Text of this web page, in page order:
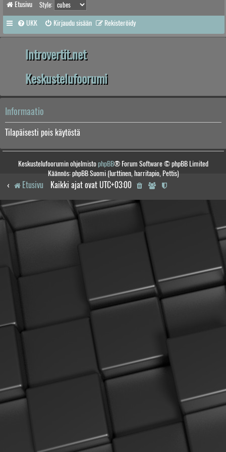
Etusivu Style:
UKK Kirjaudu sisään Rekisteröidy
Introvertit.net
Keskustelufoorumi
Informaatio
Tilapäisesti pois käytöstä
Keskustelufoorumin ohjelmistophpBB® Forum Software © phpBB Limited
Käännös: phpBB Suomi (lurttinen, harritapio, Pettis)
Etusivu Kaikki ajat ovat UTC+03:00